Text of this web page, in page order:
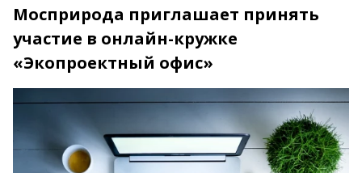
Мосприрода приглашает принять
участие в онлайн-кружке
«Экопроектный офис»